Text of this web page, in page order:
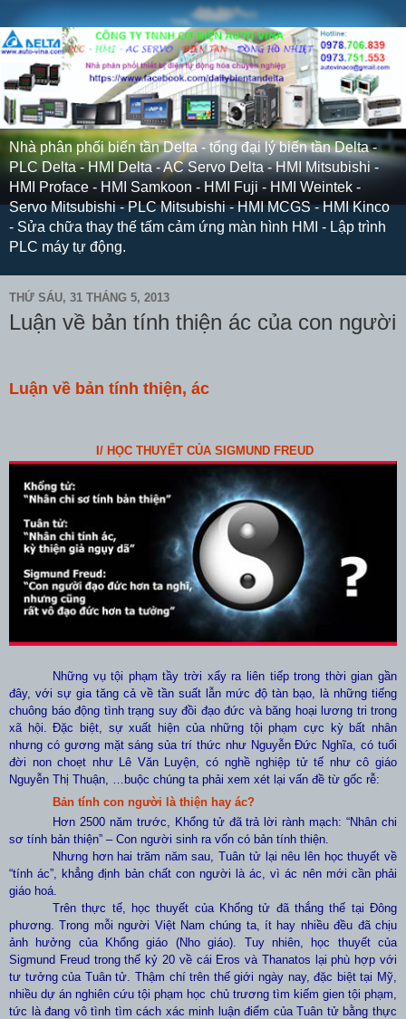
Nhà phân phối biến tần Delta - tổng đại lý biến tần Delta -
PLC Delta - HMI Delta - AC Servo Delta - HMI Mitsubishi -
HMI Proface - HMI Samkoon - HMI Fuji - HMI Weintek -
Servo Mitsubishi - PLC Mitsubishi - HMI MCGS - HMI Kinco
- Sửa chữa thay thế tấm cảm ứng màn hình HMI - Lập trình
PLC máy tự động.
THỨ SÁU, 31 THÁNG 5, 2013
Luận về bản tính thiện ác của con người
Luận về bản tính thiện, ác
I/ HỌC THUYẾT CỦA SIGMUND FREUD
Những vụ tội phạm tầy trời xẩy ra liên tiếp trong thời gian gần
đây, với sự gia tăng cả về tần suất lẫn mức độ tàn bạo, là những tiếng
chuông báo động tình trạng suy đồi đạo đức và băng hoại lương tri trong
xã hội. Đặc biệt, sự xuất hiện của những tội phạm cực kỳ bất nhân
nhưng có gương mặt sáng sủa trí thức như Nguyễn Đức Nghĩa, có tuổi
đời non choẹt như Lê Văn Luyện, có nghề nghiệp tử tế như cô giáo
Nguyễn Thị Thuận, …buộc chúng ta phải xem xét lại vấn đề từ gốc rễ:
Bản tính con người là thiện hay ác?
Hơn 2500 năm trước, Khổng tử đã trả lời rành mạch: “Nhân chi
sơ tính bản thiện” – Con người sinh ra vốn có bản tính thiện.
Nhưng hơn hai trăm năm sau, Tuân tử lại nêu lên học thuyết về
“tính ác”, khẳng định bản chất con người là ác, vì ác nên mới cần phải
giáo hoá.
Trên thực tế, học thuyết của Khổng tử đã thắng thế tại Đông
phương. Trong mỗi người Việt Nam chúng ta, ít hay nhiều đều đã chịu
ảnh hưởng của Khổng giáo (Nho giáo). Tuy nhiên, học thuyết của
Sigmund Freud trong thế kỷ 20 về cái Eros và Thanatos lại phù hợp với
tư tưởng của Tuân tử. Thậm chí trên thế giới ngày nay, đặc biệt tại Mỹ,
nhiều dự án nghiên cứu tội phạm học chủ trương tìm kiếm gien tội phạm,
tức là đang vô tình tìm cách xác minh luận điểm của Tuân tử bằng thực